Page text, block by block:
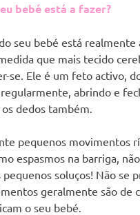
bebé está a fazer?
seu bebé está realmente
que mais tecido
se. Ele é um feto activo,
abrindo e
dedos também.
pequenos movimentos
espasmos na barriga,
pequenos soluços! Não se
geralmente são de
o seu bebé.